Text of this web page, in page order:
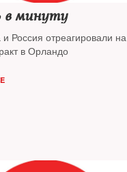
в минуту
Россия отреагировали на
в Орландо